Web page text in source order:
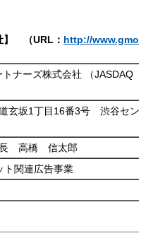
】 （URL： http://www.gmo
トナーズ株式会社 （JASDAQ
玄坂1丁目16番3号 渋谷センタ
長 高橋 信太郎
ト関連広告事業